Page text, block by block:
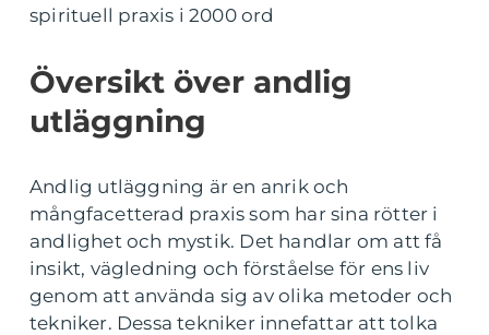
spirituell praxis i 2000 ord
Översikt över andlig
utläggning
Andlig utläggning är en anrik och
mångfacetterad praxis som har sina rötter i
andlighet och mystik. Det handlar om att få
insikt, vägledning och förståelse för ens liv
genom att använda sig av olika metoder och
tekniker. Dessa tekniker innefattar att tolka